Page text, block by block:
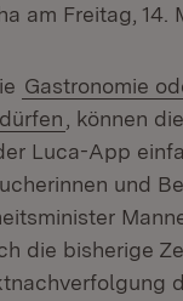
am Freitag, 14.
Gastronomie
, können
Luca-App
und
die bisherige